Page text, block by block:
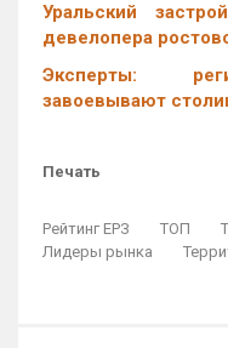
Уральский
девелопера
Эксперты:
завоевывают
Печать
Рейтинг ЕРЗ ТОП
Лидеры рынка